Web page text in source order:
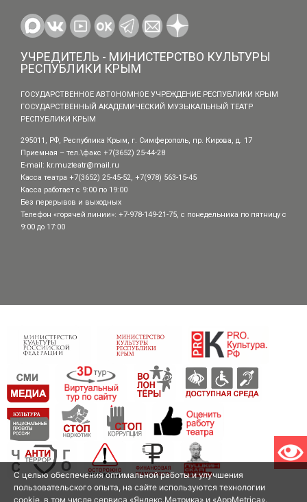
УЧРЕДИТЕЛЬ - МИНИСТЕРСТВО КУЛЬТУРЫ
РЕСПУБЛИКИ КРЫМ
ГОСУДАРСТВЕННОЕ АВТОНОМНОЕ УЧРЕЖДЕНИЕ РЕСПУБЛИКИ КРЫМ
ГОСУДАРСТВЕННЫЙ АКАДЕМИЧЕСКИЙ МУЗЫКАЛЬНЫЙ ТЕАТР
РЕСПУБЛИКИ КРЫМ
295011, РФ, Республика Крым, г. Симферополь, пр. Кирова, д. 17
Приемная – тел.\факс +7(3652) 25-44-28
E-mail: kr.muzteatr@mail.ru
Касса театра +7(3652) 25-45-52, +7(978) 563-15-45
Касса работает с 9:00 по 19:00
Без перерывов и выходных
Телефон «горячей линии»: +7-978-149-21-75, с понедельника по пятницу с
9:00 до 17:00
С целью обеспечения оптимальной работы и улучшения
пользовательского опыта, на сайте используются технологии
cookie, в том числе сервиса «Яндекс.Метрика» и «AppMetrica».